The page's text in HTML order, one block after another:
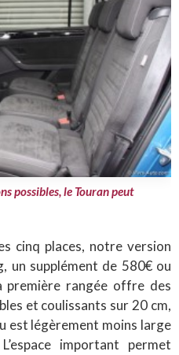
possibles, le Touran peut
cinq places, notre version
un supplément de 580€ ou
première rangée offre des
et coulissants sur 20 cm,
est légèrement moins large
important permet